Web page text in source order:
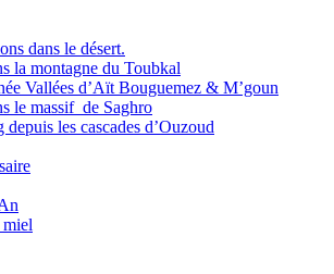
dans le désert.
la montagne du Toubkal
Vallées d’Aït Bouguemez & M’goun
le massif de Saghro
depuis les cascades d’Ouzoud